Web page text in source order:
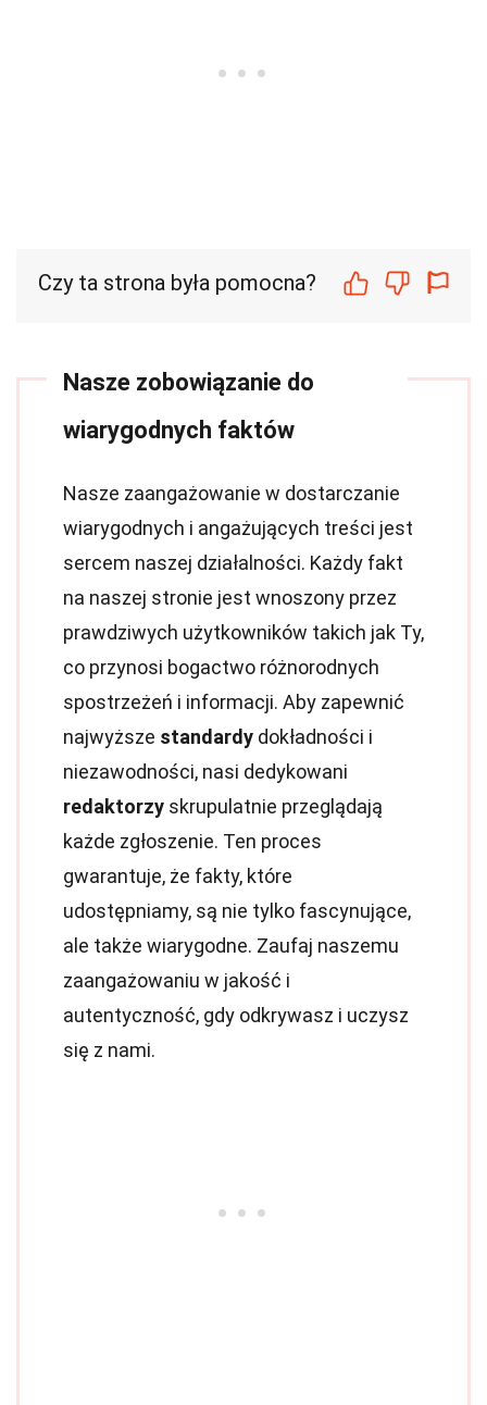
Czy ta strona była pomocna?
Nasze zobowiązanie do
wiarygodnych faktów
Nasze zaangażowanie w dostarczanie
wiarygodnych i angażujących treści jest
sercem naszej działalności. Każdy fakt
na naszej stronie jest wnoszony przez
prawdziwych użytkowników takich jak Ty,
co przynosi bogactwo różnorodnych
spostrzeżeń i informacji. Aby zapewnić
najwyższe standardy dokładności i
niezawodności, nasi dedykowani
redaktorzy skrupulatnie przeglądają
każde zgłoszenie. Ten proces
gwarantuje, że fakty, które
udostępniamy, są nie tylko fascynujące,
ale także wiarygodne. Zaufaj naszemu
zaangażowaniu w jakość i
autentyczność, gdy odkrywasz i uczysz
się z nami.